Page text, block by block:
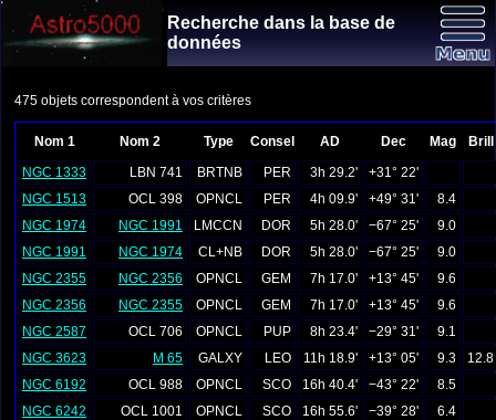
Recherche dans la base de
données
475 objets correspondent à vos critères
Nom 1 Nom 2 Type Consel AD Dec Mag
Brill
NGC 1333
LBN 741 BRTNB PER 3h 29.2'
+31° 22'
NGC 1513
OCL 398 OPNCL PER 4h 09.9' +49° 31'
8.4
NGC 1974
NGC 1991 LMCCN DOR 5h 28.0' −67° 25'
9.0
NGC 1991
NGC 1974 CL+NB DOR 5h 28.0' −67° 25'
9.0
NGC 2355
NGC 2356 OPNCL GEM 7h 17.0' +13° 45'
9.6
NGC 2356
NGC 2355 OPNCL GEM 7h 17.0' +13° 45'
9.6
NGC 2587
OCL 706 OPNCL PUP 8h 23.4' −29° 31'
9.1
NGC 3623
M 65 GALXY LEO 11h 18.9' +13° 05' 9.3
12.8
NGC 6192
OCL 988 OPNCL SCO 16h 40.4' −43° 22'
8.5
NGC 6242
OCL 1001 OPNCL SCO 16h 55.6' −39° 28'
6.4